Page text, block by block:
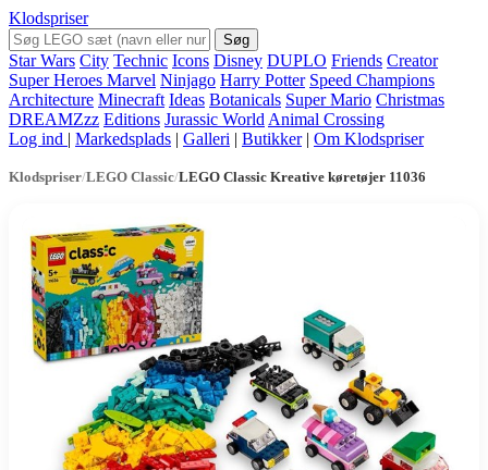
Klodspriser
Søg
Star Wars City Technic Icons Disney DUPLO Friends Creator
Super Heroes Marvel Ninjago Harry Potter Speed Champions
Architecture Minecraft Ideas Botanicals Super Mario Christmas
DREAMZzz Editions Jurassic World Animal Crossing
Log ind | Markedsplads | Galleri | Butikker | Om Klodspriser
Klodspriser/LEGO Classic/LEGO Classic Kreative køretøjer 11036